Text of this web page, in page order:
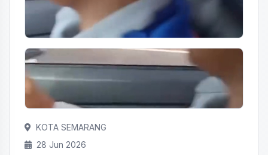
KOTA SEMARANG
28 Jun 2026